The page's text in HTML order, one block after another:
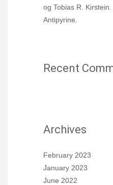
og Tobias R.
Antipyrine.
Recent
Archives
February 2023
January 2023
June 2022